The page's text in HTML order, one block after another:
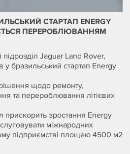
СТАРТАП ENERGY
ПЕРЕРОБЛЮВАННЯМ
Jaguar Land Rover,
у бразильський стартап Energy
щодо ремонту,
та перероблювання літієвих
прискорить зростання Energy
міжнародних
підприємстві площею 4500 м2